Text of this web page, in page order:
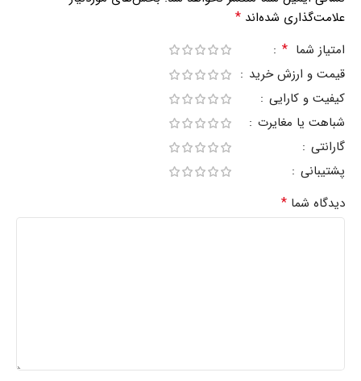
علامت‌گذاری شده‌اند *
امتیاز شما *
قیمت و ارزش خرید
کیفیت و کارایی
شباهت یا مغایرت
گارانتی
پشتیبانی
دیدگاه شما *